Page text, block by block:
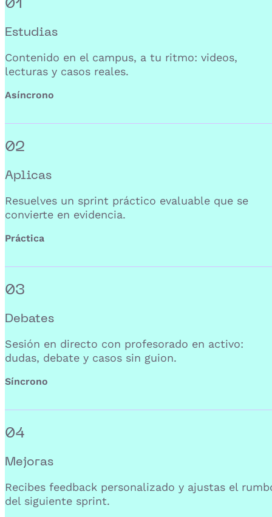
Estudias
Contenido en el campus, a tu ritmo: videos,
lecturas y casos reales.
Asíncrono
02
Aplicas
Resuelves un sprint práctico evaluable que se
convierte en evidencia.
Práctica
03
Debates
Sesión en directo con profesorado en activo:
dudas, debate y casos sin guion.
Síncrono
04
Mejoras
Recibes feedback personalizado y ajustas el
del siguiente sprint.